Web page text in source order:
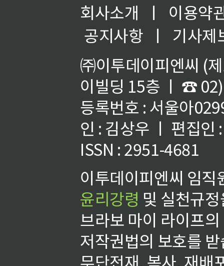
회사소개 ㅣ
이용약
공지사항
ㅣ
기사제
㈜이투데이피엔씨 (
이빌딩 15층 ㅣ ☎
등록번호 : 서울아
인 : 김상우 ㅣ 편집인
ISSN : 2951-4681
이투데이피엔씨 임
윤리강령 및 실천규
브라보 마이 라이프
저작권법의 보호를